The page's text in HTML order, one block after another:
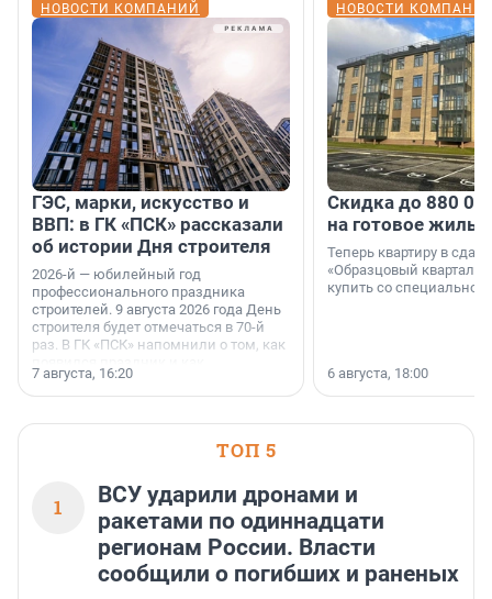
НОВОСТИ КОМПАНИЙ
ГЭС, марки, искусство и
ВВП: в ГК «ПСК» рассказали
об истории Дня строителя
2026-й — юбилейный год
профессионального праздника
строителей. 9 августа 2026 года День
строителя будет отмечаться в 70-й
раз. В ГК «ПСК» напомнили о том, как
поменялась роль строительства.
7 августа, 16:20
НОВОСТИ
Скидка до 880
на готовое
Теперь квартиру в
«Образцовый квартал
купить со специальной
6 августа, 18:00
ТОП 5
1
ВСУ ударили дронами и
ракетами по одиннадцати
регионам России. Власти
сообщили о погибших и раненых